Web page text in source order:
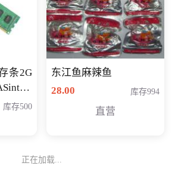
条2G
库存500
东江鱼麻辣鱼
28.00
库存994
直营
正在加载...